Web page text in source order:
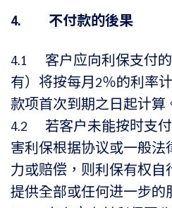
4. 不付款的後果
4.1 客户应向利保支付的
有）将按每月2％的利率
款项首次到期之日起计算
4.2 若客户未能按时支
害利保根据协议或一般法
力或赔偿，则利保有权自
提供全部或任何进一步的